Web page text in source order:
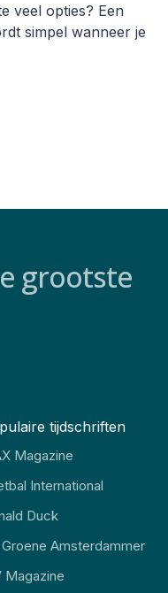
veel opties? Een
simpel wanneer je
grootste
tijdschriften
Magazine
International
Duck
Amsterdammer
Magazine